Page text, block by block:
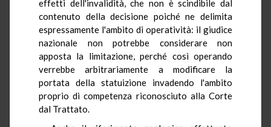
effetti dell'invalidità, che non è scindibile dal
contenuto della decisione poiché ne delimita
espressamente l'ambito di operatività: il giudice
nazionale non potrebbe considerare non
apposta la limitazione, perché così operando
verrebbe arbitrariamente a modificare la
portata della statuizione invadendo l'ambito
proprio di competenza riconosciuto alla Corte
dal Trattato.